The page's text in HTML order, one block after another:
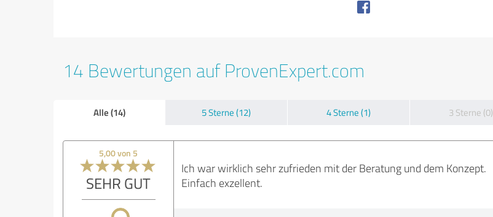
14 Bewertungen auf ProvenExpert.com
Alle (14) 5 Sterne (12) 4 Sterne (1) 3 Sterne (0)
5,00 von 5
SEHR GUT
Ich war wirklich sehr zufrieden mit der Beratung und dem Konzept.
Einfach exzellent.